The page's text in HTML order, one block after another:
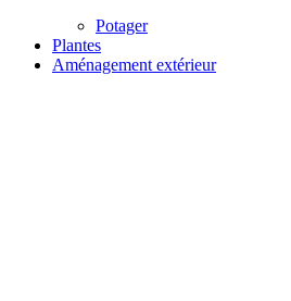
Potager
Plantes
Aménagement extérieur